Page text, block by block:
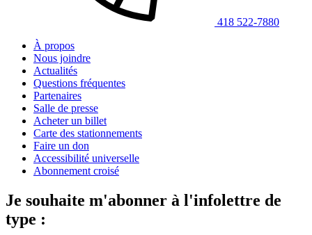
418 522-7880
À propos
Nous joindre
Actualités
Questions fréquentes
Partenaires
Salle de presse
Acheter un billet
Carte des stationnements
Faire un don
Accessibilité universelle
Abonnement croisé
Je souhaite m'abonner à l'infolettre de
type :